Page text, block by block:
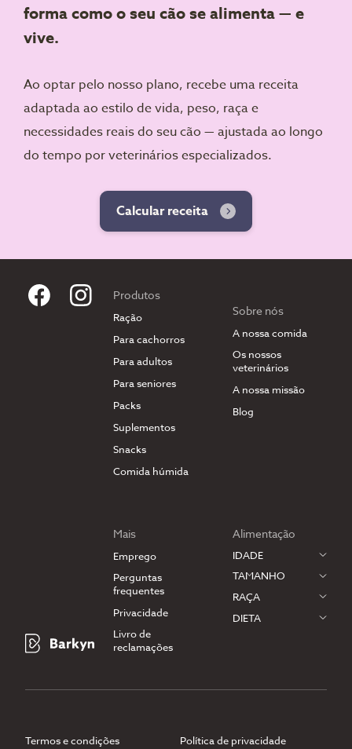
forma como o seu cão se alimenta — e
vive.
Ao optar pelo nosso plano, recebe uma receita
adaptada ao estilo de vida, peso, raça e
necessidades reais do seu cão — ajustada ao longo
do tempo por veterinários especializados.
Calcular receita
Produtos
Ração
Para cachorros
Para adultos
Para seniores
Packs
Suplementos
Snacks
Comida húmida
Sobre nós
A nossa comida
Os nossos
veterinários
A nossa missão
Blog
Mais
Emprego
Perguntas
frequentes
Privacidade
Livro de
reclamações
Alimentação
IDADE
TAMANHO
RAÇA
DIETA
Termos e condições Política de privacidade